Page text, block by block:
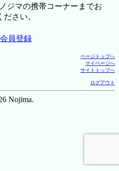
ジマの携帯コーナーまでお
ださい。
員登録
ページトップへ
マイページへ
サイトトップへ
ログアウト
Nojima.